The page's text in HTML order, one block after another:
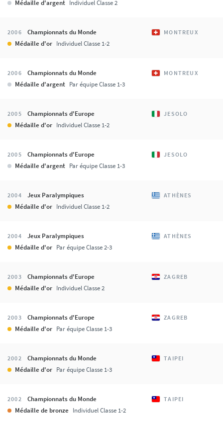
Médaille d'argent Individuel Classe 2
2006 Championnats du Monde MONTREUX
Médaille d'or Individuel Classe 1-2
2006 Championnats du Monde MONTREUX
Médaille d'argent Par équipe Classe 1-3
2005 Championnats d'Europe JESOLO
Médaille d'or Individuel Classe 1-2
2005 Championnats d'Europe JESOLO
Médaille d'argent Par équipe Classe 1-3
2004 Jeux Paralympiques ATHÈNES
Médaille d'or Individuel Classe 1-2
2004 Jeux Paralympiques ATHÈNES
Médaille d'or Par équipe Classe 2-3
2003 Championnats d'Europe ZAGREB
Médaille d'or Individuel Classe 2
2003 Championnats d'Europe ZAGREB
Médaille d'or Par équipe Classe 1-3
2002 Championnats du Monde TAIPEI
Médaille d'or Par équipe Classe 1-3
2002 Championnats du Monde TAIPEI
Médaille de bronze Individuel Classe 1-2